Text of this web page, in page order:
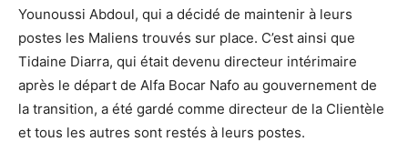
Younoussi Abdoul, qui a décidé de maintenir à leurs
postes les Maliens trouvés sur place. C’est ainsi que
Tidaine Diarra, qui était devenu directeur intérimaire
après le départ de Alfa Bocar Nafo au gouvernement de
la transition, a été gardé comme directeur de la Clientèle
et tous les autres sont restés à leurs postes.